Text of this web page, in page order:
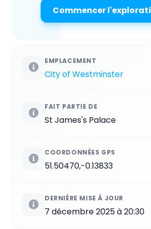
Commencer
EMPLACEMENT
City of Westminster
FAIT PARTIE DE
St James's Palace
COORDONNÉES GPS
51.50470,-0.13833
DERNIÈRE MISE À JOUR
7 décembre 2025 à 20:30